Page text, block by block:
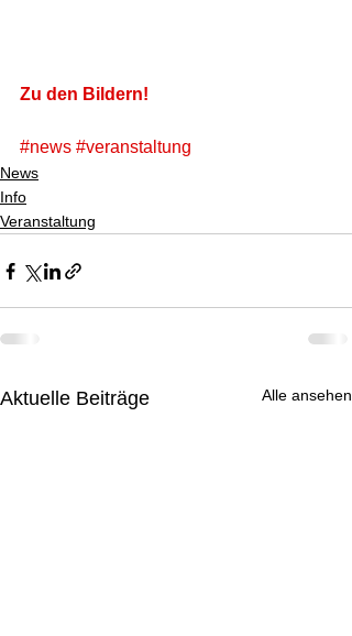
Zu den Bildern!
#news #veranstaltung
News
Info
Veranstaltung
Aktuelle Beiträge Alle ansehen